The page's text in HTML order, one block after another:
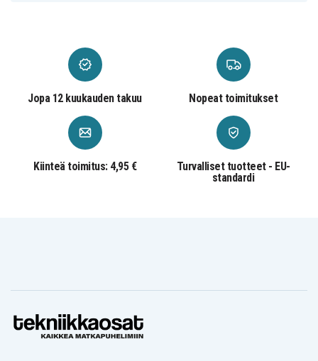
Jopa 12 kuukauden takuu Nopeat toimitukset
Kiinteä toimitus: 4,95 €
Turvalliset tuotteet - EU-
standardi